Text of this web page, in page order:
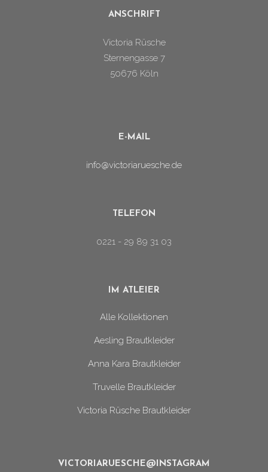
ANSCHRIFT
Victoria Rüsche
Sternengasse 7
50676 Köln
E-MAIL
info@victoriaruesche.de
TELEFON
0221 - 29 89 31 03
IM ATLEIER
Alle Kollektionen
Aesling Brautkleider
Anna Kara Brautkleider
Truvelle Brautkleider
Victoria Rüsche Brautkleider
VICTORIARUESCHE@INSTAGRAM